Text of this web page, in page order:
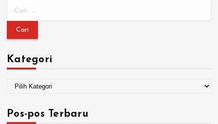
Kategori
Pos-pos Terbaru